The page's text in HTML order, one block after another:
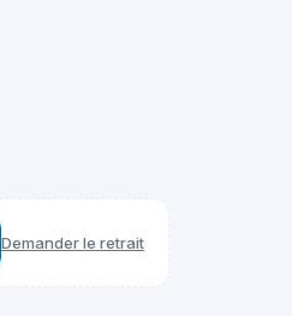
Demander le retrait